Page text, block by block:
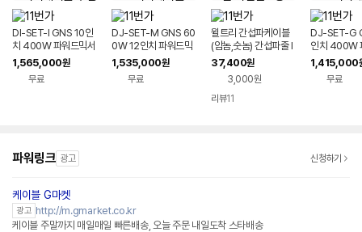
DI-SET-I GNS 10인
치 400W 파워드믹서
패시브스피커 행사용
이벤트장비 스탠드형
스피커케이블 무선마
1,565,000원
무료
DJ-SET-M GNS 60
0W 12인치 파워드믹
서 패시브스피커 행사
용 이벤트장비 스탠드
형 스피커케이블
1,535,000원
무료
윌트리 간섭파케이블
(암놈,숫놈) 간섭파줄 I
CT케이블 호스 줄 간
섭파호스 석션텐스도
자선 석션텐스용
37,400원
3,000원
리뷰11
DJ-SET-G
인치 400W
서 패시브스
용 이벤트장
형 스피커케
1,415,000
무료
파워링크 광고 신청하기
케이블 G마켓
광고 http://m.gmarket.co.kr
케이블 주말까지 매일매일 빠른배송, 오늘 주문 내일도착 스타배송